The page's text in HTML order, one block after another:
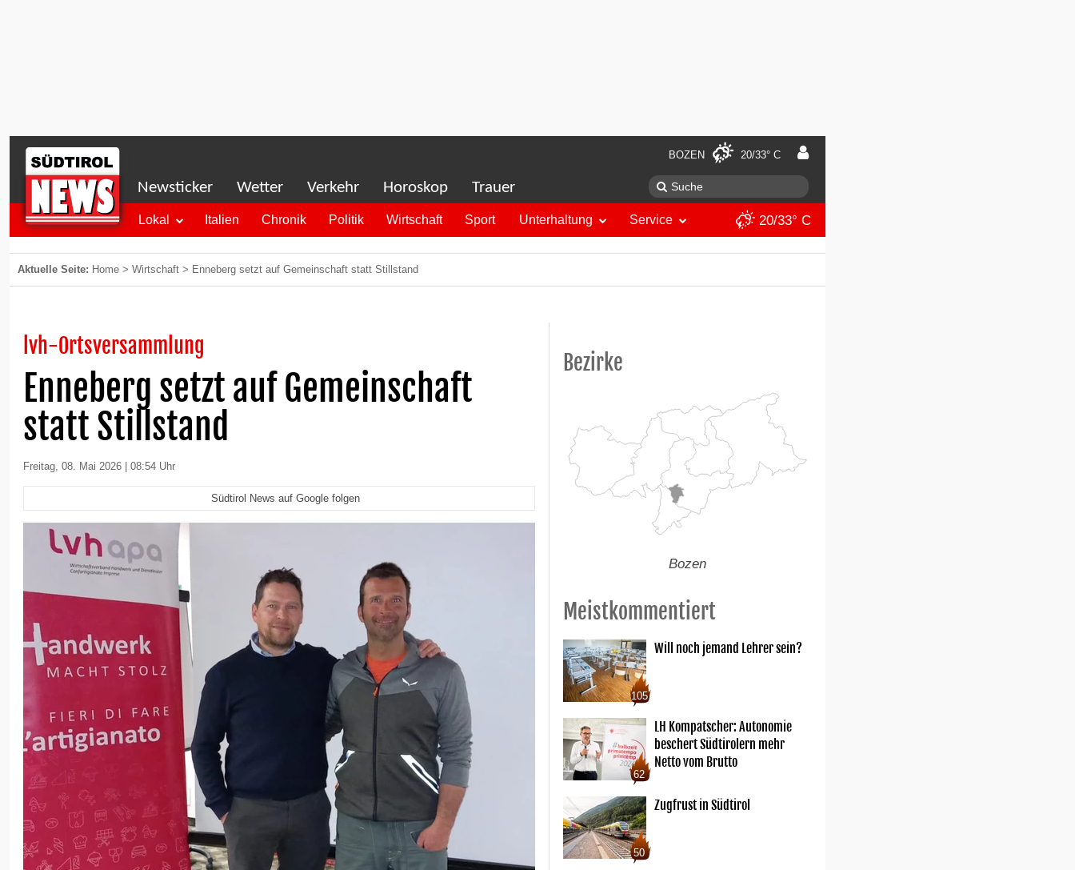
BOZEN 20/33° C
Newsticker Wetter Verkehr Horoskop Trauer
Lokal Italien Chronik Politik Wirtschaft Sport Unterhaltung Service 20/33° C
Aktuelle Seite: Home > Wirtschaft > Enneberg setzt auf Gemeinschaft statt Stillstand
lvh-Ortsversammlung
Enneberg setzt auf Gemeinschaft
statt Stillstand
Freitag, 08. Mai 2026 | 08:54 Uhr
Südtirol News auf Google folgen
Bezirke
Bozen
Meistkommentiert
105
Will noch jemand Lehrer sein?
62
LH Kompatscher: Autonomie
beschert Südtirolern mehr
Netto vom Brutto
50
Zugfrust in Südtirol